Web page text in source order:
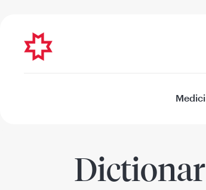
Medici